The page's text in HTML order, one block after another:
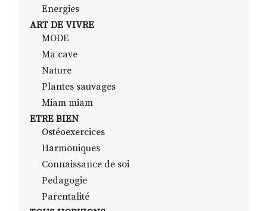
Energies
ART DE VIVRE
MODE
Ma cave
Nature
Plantes sauvages
Miam miam
ETRE BIEN
Ostéoexercices
Harmoniques
Connaissance de soi
Pedagogie
Parentalité